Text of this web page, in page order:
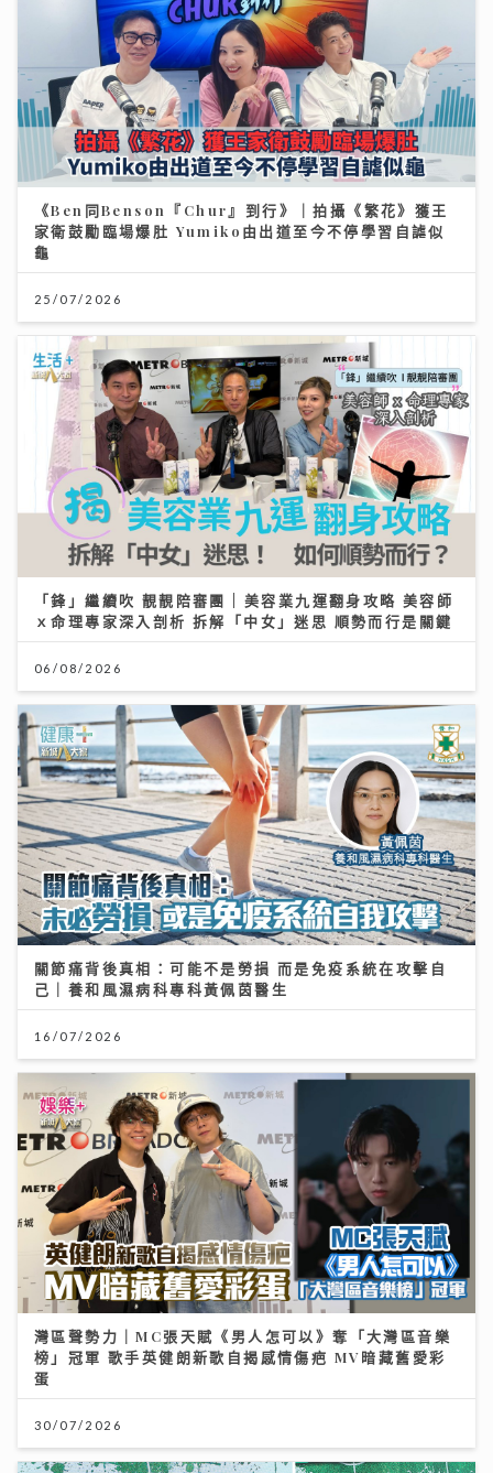
《Ben同Benson『Chur』到行》｜拍攝《繁花》獲王
家衛鼓勵臨場爆肚 Yumiko由出道至今不停學習自謔似
龜
25/07/2026
「鋒」繼續吹 靚靚陪審團 | 美容業九運翻身攻略 美容師
ｘ命理專家深入剖析 拆解「中女」迷思 順勢而行是關鍵
06/08/2026
關節痛背後真相：可能不是勞損 而是免疫系統在攻擊自
己｜養和風濕病科專科黃佩茵醫生
16/07/2026
灣區聲勢力｜MC張天賦《男人怎可以》奪「大灣區音樂
榜」冠軍 歌手英健朗新歌自揭感情傷疤 MV暗藏舊愛彩
蛋
30/07/2026